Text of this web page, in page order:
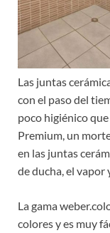
Las juntas
con el paso del
poco higiénico
Premium, un
en las juntas
de ducha, el vapor
La gama
colores y es muy